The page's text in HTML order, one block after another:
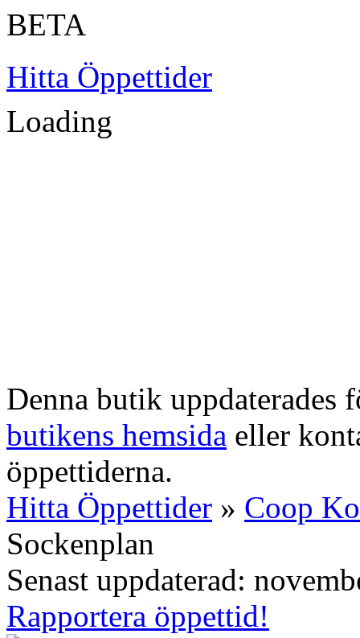
BETA
Hitta Öppettider
Loading
Denna butik uppdaterades
butikens hemsida eller
öppettiderna.
Hitta Öppettider » Coop
Sockenplan
Senast uppdaterad:
Rapportera öppettid!